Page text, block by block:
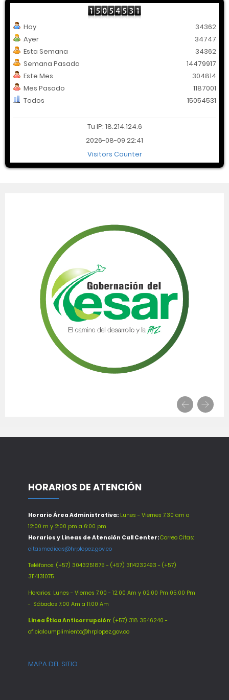
Hoy
Ayer
Esta Semana
Semana Pasada
Este Mes
Mes Pasado
Todos
34362
34747
34362
14479917
304814
1187001
15054531
Tu IP: 18.214.124.6
2026-08-09 22:41
Visitors Counter
HORARIOS DE ATENCIÓN
Horario Área Administrativa: Lunes - Viernes 7:30 am a
12:00 m y 2:00 pm a 6:00 pm
Horarios y Lineas de Atención Call Center:Correo Citas:
citasmedicas@hrplopez.gov.co
Teléfonos: (+57) 3043251875 - (+57) 3114232493 - (+57)
3114131075
Horarios: Lunes - Viernes 7:00 - 12:00 Am y 02:00 Pm 05:00 Pm
- Sábados 7:00 Am a 11:00 Am
Línea Ética Anticorrupción: (+57) 318 3546240 -
oficialcumplimiento@hrplopez.gov.co
MAPA DEL SITIO